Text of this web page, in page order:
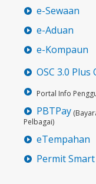
e-Sewaan
e-Aduan
e-Kompaun
OSC 3.0 Plus
Portal Info
PBTPay
Pelbagai)
eTempahan
Permit Smart